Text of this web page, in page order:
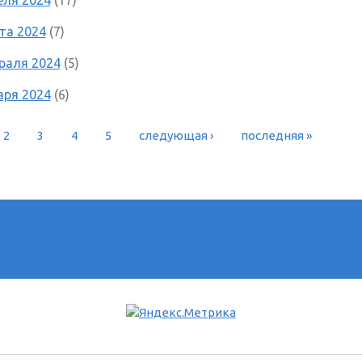
2024(7)
2024(5)
2024(6)
2 3 4 5 следующая › последняя »